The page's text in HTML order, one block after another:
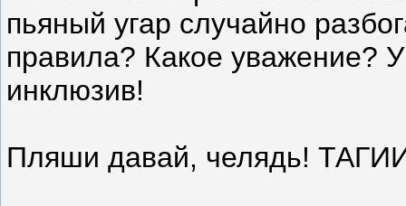
пьяный угар случайно
правила? Какое уважение?
инклюзив!
Пляши давай, челядь!